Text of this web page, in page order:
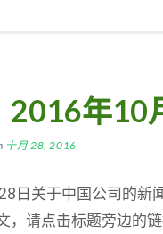
2016年10
十月 28, 2016
日关于中国公司的新
，请点击标题旁边的链